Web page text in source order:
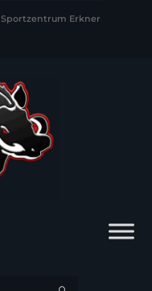
Sportzentrum Erkner